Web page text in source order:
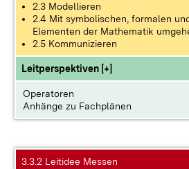
2.3 Modellieren
2.4 Mit symbolischen, formalen
Elementen der Mathematik
2.5 Kommunizieren
Leitperspektiven [+]
Operatoren
Anhänge zu Fachplänen
3.3.2 Leitidee Messen